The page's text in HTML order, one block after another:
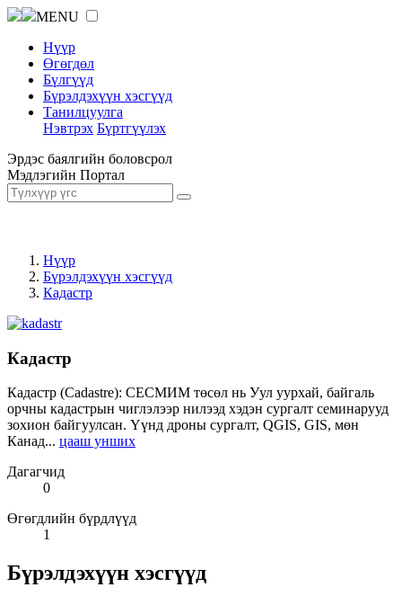
MENU
Нүүр
Өгөгдөл
Бүлгүүд
Бүрэлдэхүүн хэсгүүд
Танилцуулга
Нэвтрэх Бүртгүүлэх
Эрдэс баялгийн боловсрол
Мэдлэгийн Портал
Нүүр
Бүрэлдэхүүн хэсгүүд
Кадастр
Кадастр
Кадастр (Cadastre): СЕСМИМ төсөл нь Уул уурхай, байгаль
орчны кадастрын чиглэлээр нилээд хэдэн сургалт семинарууд
зохион байгуулсан. Үүнд дроны сургалт, QGIS, GIS, мөн
Канад... цааш унших
Дагагчид
0
Өгөгдлийн бүрдлүүд
1
Бүрэлдэхүүн хэсгүүд